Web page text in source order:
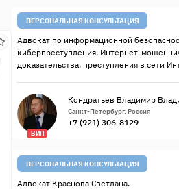
ПЕРСОНАЛЬНАЯ КОНСУЛЬТАЦИЯ
Адвокат по информационной
киберпреступления, Интернет-
доказательства, преступления в сети
ВИП
Кондратьев Владимир
Санкт-Петербург, Россия
+7 (921) 306-8129
ПЕРСОНАЛЬНАЯ КОНСУЛЬТАЦИЯ
Адвокат Краснова Светлана.